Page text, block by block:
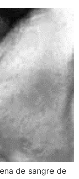
de sangre de